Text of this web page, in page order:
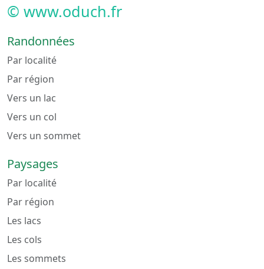
© www.oduch.fr
Randonnées
Par localité
Par région
Vers un lac
Vers un col
Vers un sommet
Paysages
Par localité
Par région
Les lacs
Les cols
Les sommets